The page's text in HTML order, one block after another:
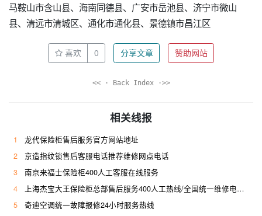
马鞍山市含山县、海南同德县、广安市岳池县、济宁市微山
县、清远市清城区、通化市通化县、景德镇市昌江区
喜欢 0 分享文章 赞助网站
<< · Back Index ·>>
相关线报
1
龙代保险柜售后服务官方网站地址
2
京造指纹锁售后客服电话推荐维修网点电话
3
南京来福士保险柜400人工客服在线服务
4
上海杰宝大王保险柜总部售后服务400人工热线/全国统一维修电话是多少
5
奇迪空调统一故障报修24小时服务热线